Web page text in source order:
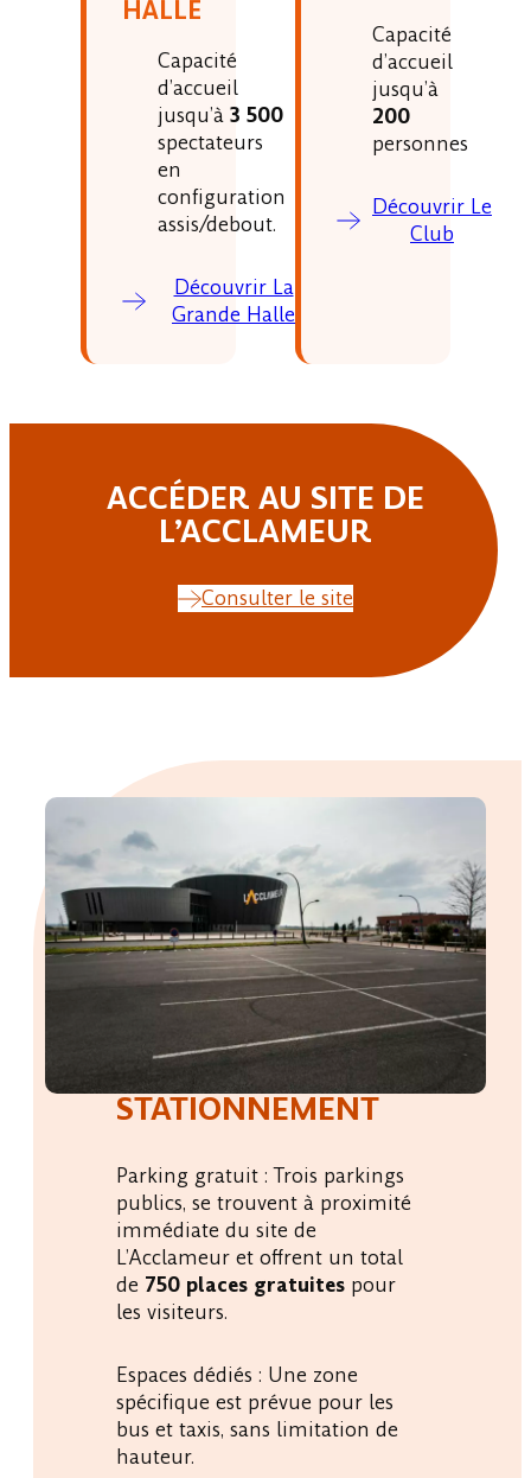
HALLE
Capacité
d’accueil
jusqu’à 3 500
spectateurs
en
configuration
assis/debout.
Découvrir La
Grande Halle
Capacité
d’accueil
jusqu’à
200
personnes
Découvrir Le
Club
ACCÉDER AU SITE DE
L’ACCLAMEUR
Consulter le site
STATIONNEMENT
Parking gratuit : Trois parkings
publics, se trouvent à proximité
immédiate du site de
L’Acclameur et offrent un total
de 750 places gratuitespour
les visiteurs.
Espaces dédiés : Une zone
spécifique est prévue pour les
bus et taxis, sans limitation de
hauteur.